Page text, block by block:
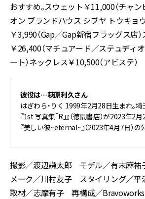
おすすめ。スウェット￥11,000（チャ
オン ブランドハウス シブヤ トウキョ
￥3,990（Gap／Gap新宿フラッグス店
￥26,400（マチュアード／ステュディ
ート）ネックレス￥10,500（アビステ）
彼役は…萩原利久さん
はぎわら・りく 1999年2月28日生まれ。埼
『1st 写真集「R」』（徳間書店）が2023年2
『美しい彼~eternal~』（2023年4月7日）の
撮影／渡辺謙太郎 モデル／有末麻祐
メーク／川村友子 スタイリング／平
取材／志摩有子 再構成／